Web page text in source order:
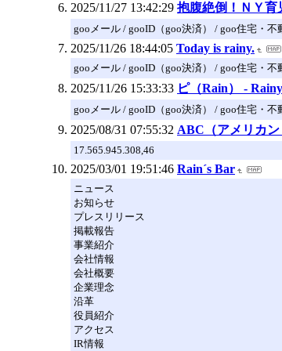
2025/11/27 13:42:29 抱腹絶倒！ＮＹ育
gooメール / gooID（goo決済） / goo住宅・不
2025/11/26 18:44:05 Today is rainy.
gooメール / gooID（goo決済） / goo住宅・不
2025/11/26 15:33:33 ピ（Rain） -
gooメール / gooID（goo決済） / goo住宅・不
2025/08/31 07:55:32 ABC（アメリカ
17.565.945.308,46
2025/03/01 19:51:46 Rain´s Bar
ニュース
お知らせ
プレスリリース
掲載報告
事業紹介
会社情報
会社概要
企業理念
沿革
役員紹介
アクセス
IR情報